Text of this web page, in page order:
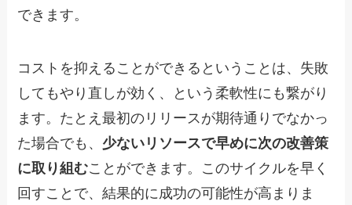
できます。
コストを抑えることができるということは、失敗
してもやり直しが効く、という柔軟性にも繋がり
ます。たとえ最初のリリースが期待通りでなかっ
た場合でも、 少ないリソースで早めに次の改善策
に取り組むことができます。このサイクルを早く
回すことで、結果的に成功の可能性が高まりま